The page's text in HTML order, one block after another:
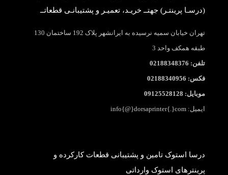
(درسـا پرینتـر) جهتــ خریـد، تعمیـر و پشتیبانـی قطعاتــ
تهران خیابان سمیه نرسیده به ایرانشهر پلاک 192 ساختمان 130
طبقه همکف واحد 3
تلفن: 02188348376
فکس: 02188340956
موبایل: 09125528128
ایمیل: info{@}dorsaprinter{.}com
درسا استوک تامین و پشتیبانی قطعات کارکرده و
پرینترهای استوک وارداتی